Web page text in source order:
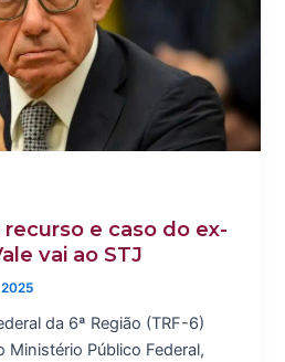
e caso do ex-
vai ao STJ
da 6ª Região (TRF-6)
Ministério Público Federal,